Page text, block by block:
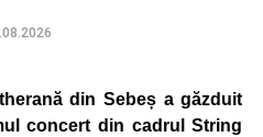
adaptate fiecărei categorii
să fie accesibilă atât
cât și celor cu experiență în
cei mai bine clasați
din Sebeș a găzduit
concert din cadrul String